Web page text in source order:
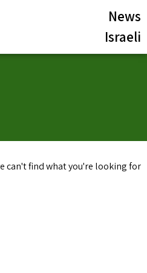
News
Israeli
can't find what you're looking for.